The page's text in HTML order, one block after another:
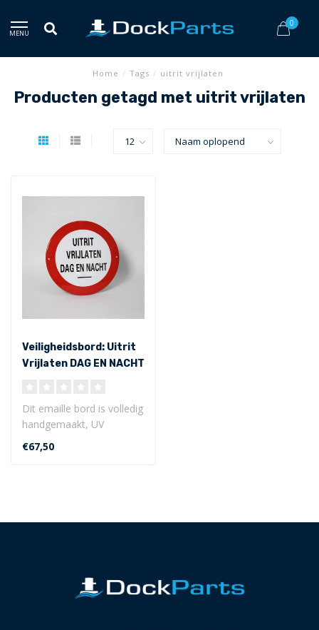
MENU
0
Home / Tags / uitrit vrijlaten
Producten getagd met uitrit vrijlaten
Veiligheidsbord: Uitrit
Vrijlaten DAG EN NACHT
Dit emaille bord is volledig
handgemaakt, UV
bestendig, zeer duurzaam
en heeft e..
€67,50